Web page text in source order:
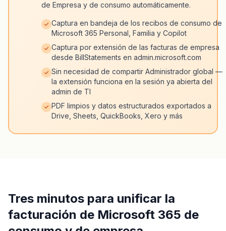
de Empresa y de consumo automáticamente.
Captura en bandeja de los recibos de consumo de
Microsoft 365 Personal, Familia y Copilot
Captura por extensión de las facturas de empresa
desde BillStatements en admin.microsoft.com
Sin necesidad de compartir Administrador global —
la extensión funciona en la sesión ya abierta del
admin de TI
PDF limpios y datos estructurados exportados a
Drive, Sheets, QuickBooks, Xero y más
Tres minutos para unificar la
facturación de Microsoft 365 de